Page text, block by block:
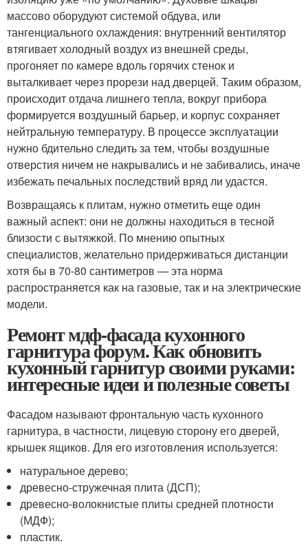
массово оборудуют системой обдува, или
тангенциального охлаждения: внутренний вентилятор
втягивает холодный воздух из внешней среды,
прогоняет по камере вдоль горячих стенок и
выталкивает через прорези над дверцей. Таким образом,
происходит отдача лишнего тепла, вокруг прибора
формируется воздушный барьер, и корпус сохраняет
нейтральную температуру. В процессе эксплуатации
нужно бдительно следить за тем, чтобы воздушные
отверстия ничем не накрывались и не забивались, иначе
избежать печальных последствий вряд ли удастся.
Возвращаясь к плитам, нужно отметить еще один
важный аспект: они не должны находиться в тесной
близости с вытяжкой. По мнению опытных
специалистов, желательно придерживаться дистанции
хотя бы в 70-80 сантиметров — эта норма
распространяется как на газовые, так и на электрические
модели.
Ремонт мдф-фасада кухонного
гарнитура форум. Как обновить
кухонный гарнитур своими руками:
интересные идеи и полезные советы
Фасадом называют фронтальную часть кухонного
гарнитура, в частности, лицевую сторону его дверей,
крышек ящиков. Для его изготовления используется:
натуральное дерево;
древесно-стружечная плита (ДСП);
древесно-волокнистые плиты средней плотности
(МДФ);
пластик.